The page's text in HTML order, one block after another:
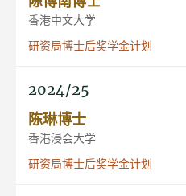
香港中文大学
研资局博士后奖学金计划
2024/25
陈琳博士
香港浸会大学
研资局博士后奖学金计划